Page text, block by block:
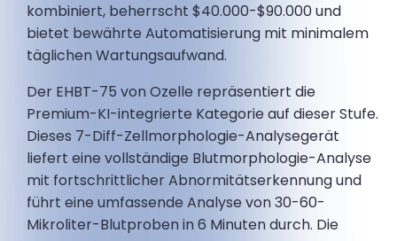
kombiniert, beherrscht $40.000-$90.000 und
bietet bewährte Automatisierung mit minimalem
täglichen Wartungsaufwand.
Der EHBT-75 von Ozelle repräsentiert die
Premium-KI-integrierte Kategorie auf dieser Stufe.
Dieses 7-Diff-Zellmorphologie-Analysegerät
liefert eine vollständige Blutmorphologie-Analyse
mit fortschrittlicher Abnormitätserkennung und
führt eine umfassende Analyse von 30-60-
Mikroliter-Blutproben in 6 Minuten durch. Die